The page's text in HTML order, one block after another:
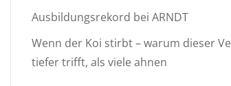
Ausbildungsrekord bei ARNDT
Wenn der Koi stirbt – warum dieser
tiefer trifft, als viele ahnen